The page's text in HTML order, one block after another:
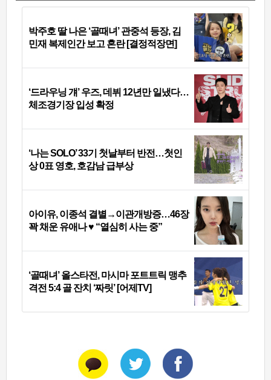
박주호 딸 나은 ‘골때녀’ 관중석 등장, 김
민재 복제인간 보고 혼란 [결정적장면]
‘드라우닝 걔’ 우즈, 데뷔 12년만 일냈다…
체조경기장 입성 확정
‘나는 SOLO’ 33기 첫날부터 반전…첫인
상 0표 영호, 호감남 급부상
아이유, 이종석 결별→이관개방증…46장
꽉 채운 유애나 ♥ “열심히 사는 중”
‘골때녀’ 올스타전, 마시마 포트트릭 맹추
격전 5:4 골 잔치 ‘짜릿’ [어제TV]